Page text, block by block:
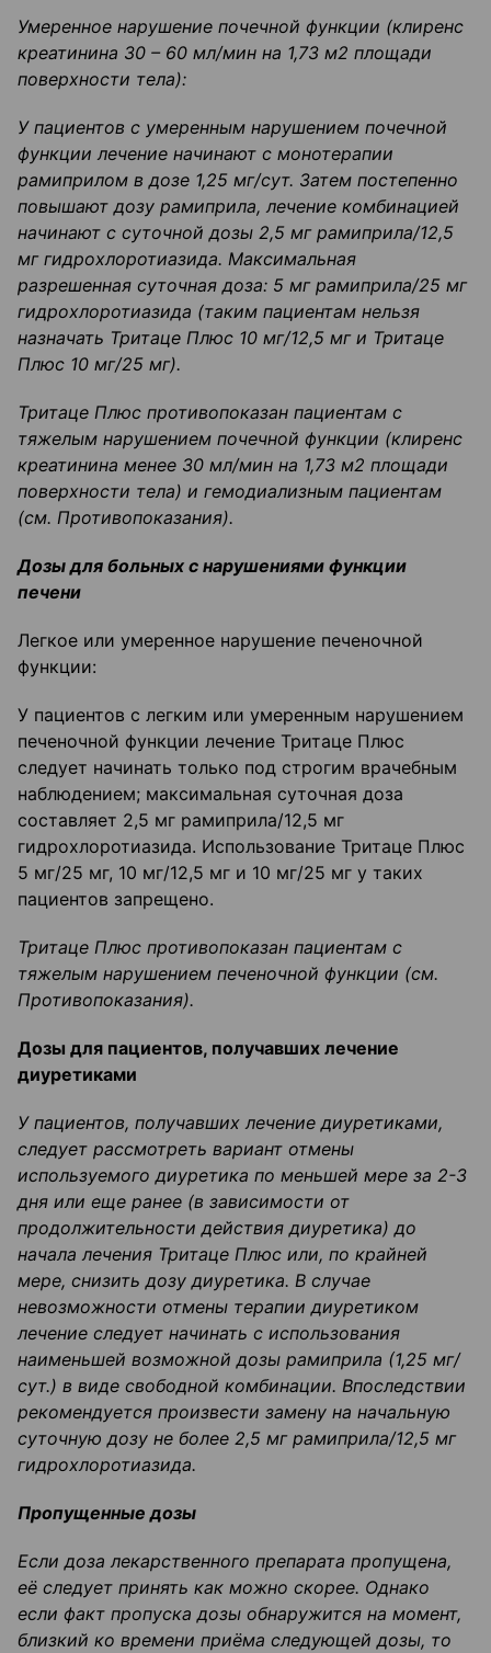
Умеренное нарушение почечной функции (клиренс
креатинина 30 – 60 мл/мин на 1,73 м2 площади
поверхности тела):
У пациентов с умеренным нарушением почечной
функции лечение начинают с монотерапии
рамиприлом в дозе 1,25 мг/сут. Затем постепенно
повышают дозу рамиприла, лечение комбинацией
начинают с суточной дозы 2,5 мг рамиприла/12,5
мг гидрохлоротиазида. Максимальная
разрешенная суточная доза: 5 мг рамиприла/25 мг
гидрохлоротиазида (таким пациентам нельзя
назначать Тритаце Плюс 10 мг/12,5 мг и Тритаце
Плюс 10 мг/25 мг).
Тритаце Плюс противопоказан пациентам с
тяжелым нарушением почечной функции (клиренс
креатинина менее 30 мл/мин на 1,73 м2 площади
поверхности тела) и гемодиализным пациентам
(см. Противопоказания).
Дозы для больных с нарушениями функции
печени
Легкое или умеренное нарушение печеночной
функции:
У пациентов с легким или умеренным нарушением
печеночной функции лечение Тритаце Плюс
следует начинать только под строгим врачебным
наблюдением; максимальная суточная доза
составляет 2,5 мг рамиприла/12,5 мг
гидрохлоротиазида. Использование Тритаце Плюс
5 мг/25 мг, 10 мг/12,5 мг и 10 мг/25 мг у таких
пациентов запрещено.
Тритаце Плюс противопоказан пациентам с
тяжелым нарушением печеночной функции (см.
Противопоказания).
Дозы для пациентов, получавших лечение
диуретиками
У пациентов, получавших лечениедиуретиками,
следует рассмотреть вариант отмены
используемогодиуретика по меньшей мере за 2-3
дня или еще ранее (в зависимости от
продолжительности действиядиуретика) до
начала лечения Тритаце Плюс или, по крайней
мере, снизить дозудиуретика. В случае
невозможности отмены терапиидиуретиком
лечение следует начинать с использования
наименьшей возможной дозы рамиприла (1,25 мг/
сут.) в виде свободной комбинации. Впоследствии
рекомендуется произвести замену на начальную
суточную дозу не более 2,5 мг рамиприла/12,5 мг
гидрохлоротиазида.
Пропущенные дозы
Если доза лекарственного препарата пропущена,
её следует принять как можно скорее. Однако
если факт пропуска дозы обнаружится на момент,
близкий ко времени приёма следующей дозы, то